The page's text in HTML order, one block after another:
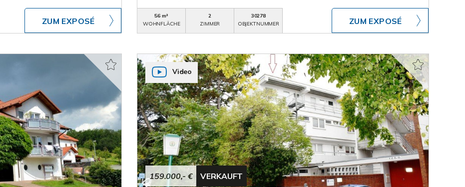
ZUM EXPOSÉ
56 m²
WOHNFLÄCHE
2
ZIMMER
30278
OBJEKTNUMMER
ZUM EXPOSÉ
159.000,- € VERKAUFT
Video